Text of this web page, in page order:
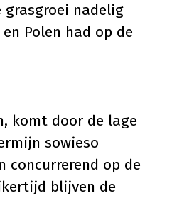
grasgroei nadelig
Polen had op de
komt door de lage
sowieso
concurrerend op de
blijven de